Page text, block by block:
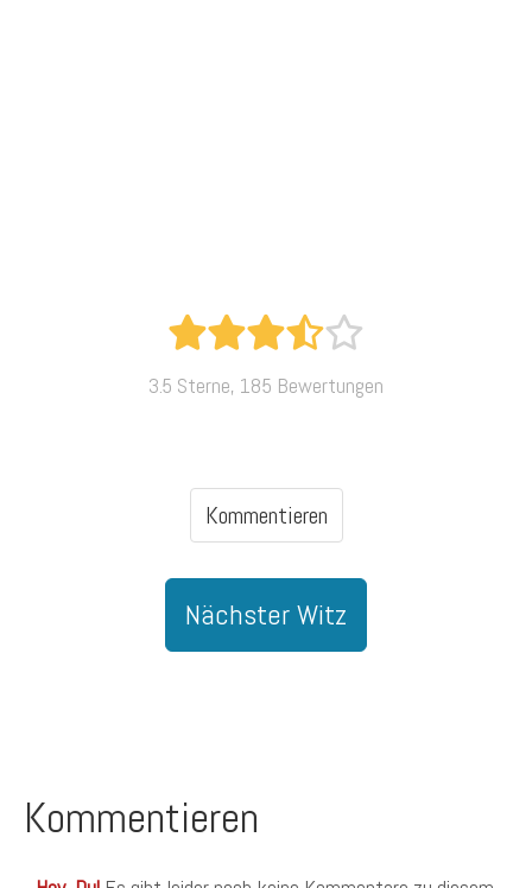
3.5 Sterne, 185 Bewertungen
Kommentieren
Nächster Witz
Kommentieren